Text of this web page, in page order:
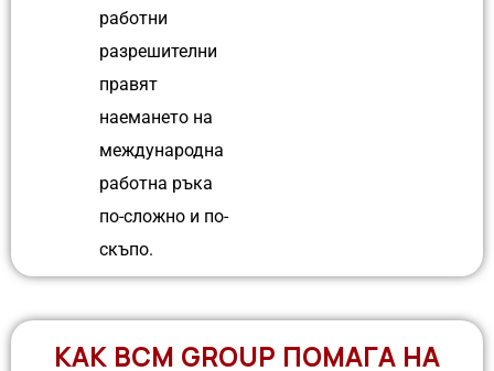
работни
разрешителни
правят
наемането на
международна
работна ръка
по-сложно и по-
скъпо.
КАК BCM GROUP ПОМАГА НА